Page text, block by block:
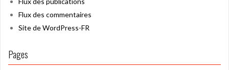
Flux des commentaires
Site de WordPress-FR
Pages